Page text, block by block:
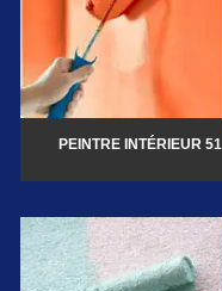
PEINTRE INTÉRIEUR 51